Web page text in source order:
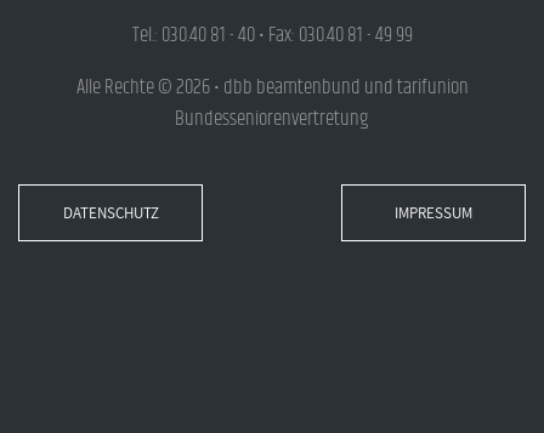
Tel.: 030.40 81 - 40 • Fax: 030.40 81 - 49 99
Alle Rechte © 2026 • dbb beamtenbund und tarifunion
Bundesseniorenvertretung
DATENSCHUTZ IMPRESSUM